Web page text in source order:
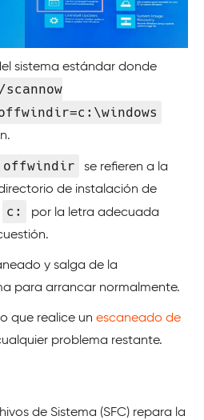
sistema estándar donde
offwindir
se refieren a la
de instalación de
c:
por la letra adecuada
y salga de la
para arrancar normalmente.
que realice un escaneado de
problema restante.
de Sistema (SFC) repara la